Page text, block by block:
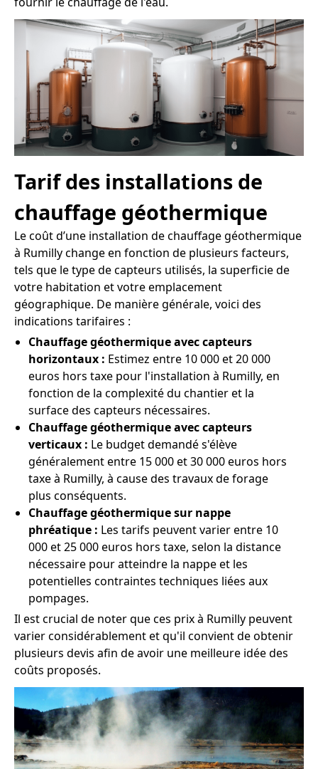
Tarif des installations de
chauffage géothermique
Le coût d’une installation de chauffage géothermique
à Rumilly change en fonction de plusieurs facteurs,
tels que le type de capteurs utilisés, la superficie de
votre habitation et votre emplacement
géographique. De manière générale, voici des
indications tarifaires :
Chauffage géothermique avec capteurs
horizontaux : Estimez entre 10 000 et 20 000
euros hors taxe pour l'installation à Rumilly, en
fonction de la complexité du chantier et la
surface des capteurs nécessaires.
Chauffage géothermique avec capteurs
verticaux : Le budget demandé s'élève
généralement entre 15 000 et 30 000 euros hors
taxe à Rumilly, à cause des travaux de forage
plus conséquents.
Chauffage géothermique sur nappe
phréatique : Les tarifs peuvent varier entre 10
000 et 25 000 euros hors taxe, selon la distance
nécessaire pour atteindre la nappe et les
potentielles contraintes techniques liées aux
pompages.
Il est crucial de noter que ces prix à Rumilly peuvent
varier considérablement et qu'il convient de obtenir
plusieurs devis afin de avoir une meilleure idée des
coûts proposés.